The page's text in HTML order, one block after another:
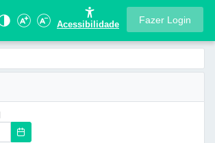
Acessibilidade Fazer Login